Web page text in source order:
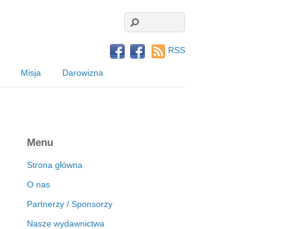
Misja Darowizna
RSS
Menu
Strona główna
O nas
Partnerzy / Sponsorzy
Nasze wydawnictwa